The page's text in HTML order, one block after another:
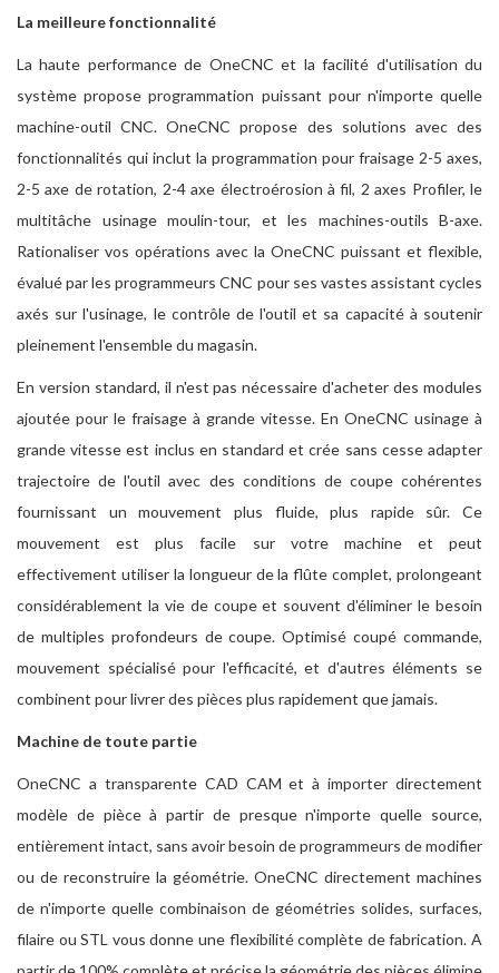
La meilleure fonctionnalité
La haute performance de OneCNC et la facilité d'utilisation du
système propose programmation puissant pour n'importe quelle
machine-outil CNC. OneCNC propose des solutions avec des
fonctionnalités qui inclut la programmation pour fraisage 2-5 axes,
2-5 axe de rotation, 2-4 axe électroérosion à fil, 2 axes Profiler, le
multitâche usinage moulin-tour, et les machines-outils B-axe.
Rationaliser vos opérations avec la OneCNC puissant et flexible,
évalué par les programmeurs CNC pour ses vastes assistant cycles
axés sur l'usinage, le contrôle de l'outil et sa capacité à soutenir
pleinement l'ensemble du magasin.
En version standard, il n'est pas nécessaire d'acheter des modules
ajoutée pour le fraisage à grande vitesse. En OneCNC usinage à
grande vitesse est inclus en standard et crée sans cesse adapter
trajectoire de l'outil avec des conditions de coupe cohérentes
fournissant un mouvement plus fluide, plus rapide sûr. Ce
mouvement est plus facile sur votre machine et peut
effectivement utiliser la longueur de la flûte complet, prolongeant
considérablement la vie de coupe et souvent d'éliminer le besoin
de multiples profondeurs de coupe. Optimisé coupé commande,
mouvement spécialisé pour l'efficacité, et d'autres éléments se
combinent pour livrer des pièces plus rapidement que jamais.
Machine de toute partie
OneCNC a transparente CAD CAM et à importer directement
modèle de pièce à partir de presque n'importe quelle source,
entièrement intact, sans avoir besoin de programmeurs de modifier
ou de reconstruire la géométrie. OneCNC directement machines
de n'importe quelle combinaison de géométries solides, surfaces,
filaire ou STL vous donne une flexibilité complète de fabrication. A